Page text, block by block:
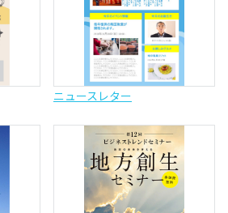
ニュースレター